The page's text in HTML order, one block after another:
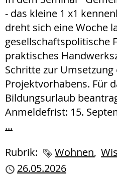
- das kleine 1 x1
dreht sich eine Woche
gesellschaftspolitische
praktisches
Schritte zur Umsetzung
Projektvorhabens. Für
Bildungsurlaub
Anmeldefrist: 15.
...
Rubrik:
Schlagworte
Wohnen
Publiziert
26.05.2026